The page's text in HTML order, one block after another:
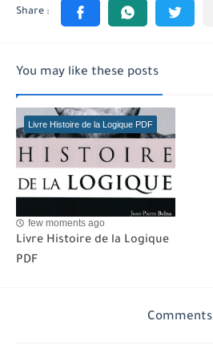
You may like these posts
Livre Histoire de la Logique PDF
few moments ago
Livre Histoire de la Logique
PDF
Comments